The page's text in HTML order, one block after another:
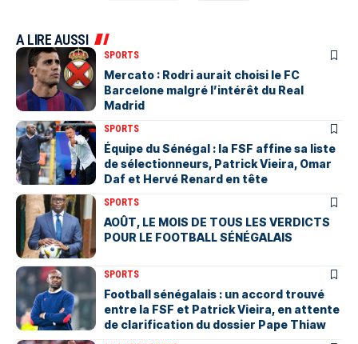
A LIRE AUSSI
SPORTS
Mercato : Rodri aurait choisi le FC
Barcelone malgré l’intérêt du Real
Madrid
SPORTS
Équipe du Sénégal : la FSF affine sa liste
de sélectionneurs, Patrick Vieira, Omar
Daf et Hervé Renard en tête
SPORTS
AOÛT, LE MOIS DE TOUS LES VERDICTS
POUR LE FOOTBALL SÉNÉGALAIS
SPORTS
Football sénégalais : un accord trouvé
entre la FSF et Patrick Vieira, en attente
de clarification du dossier Pape Thiaw